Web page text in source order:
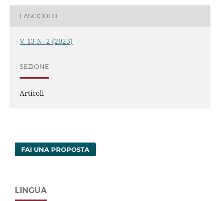
FASCICOLO
V. 13 N. 2 (2023)
SEZIONE
Articoli
FAI UNA PROPOSTA
LINGUA